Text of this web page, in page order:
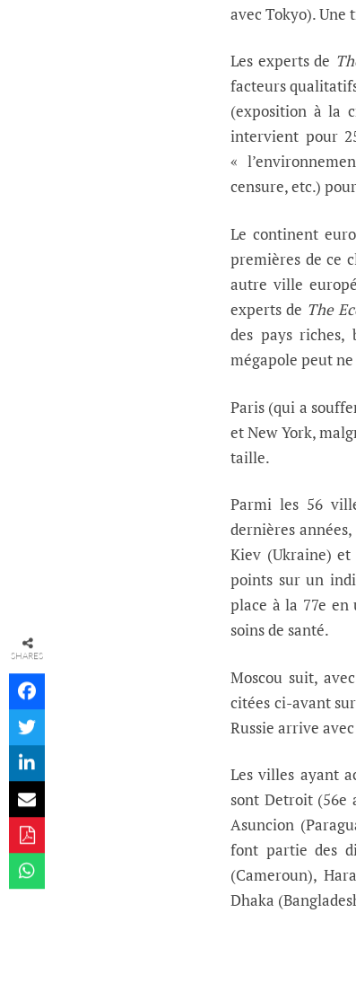
avec Tokyo). Une
Les experts de
facteurs
(exposition à la
intervient pour
«
censure, etc.)
Le continent
premières de ce
autre ville
experts de The
des pays riches,
mégapole peut
Paris (qui a
et New York,
taille.
Parmi les 56
dernières
Kiev (Ukraine) et
points sur un
place à la 77e en
soins de santé.
Moscou suit,
citées ci-avant
Russie arrive
Les villes ayant
sont Detroit (56e
Asuncion
font partie des
(Cameroun),
Dhaka
SHARES